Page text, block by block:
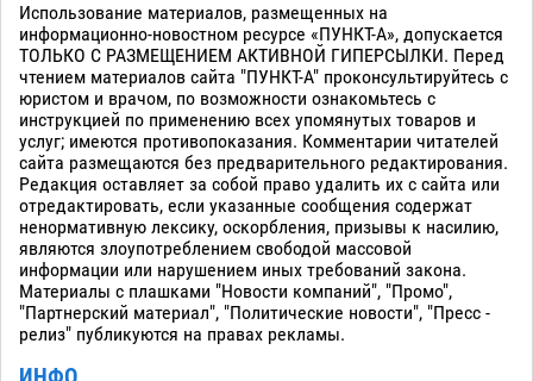
Использование материалов, размещенных на
информационно-новостном ресурсе «ПУНКТ-А», допускается
ТОЛЬКО С РАЗМЕЩЕНИЕМ АКТИВНОЙ ГИПЕРСЫЛКИ. Перед
чтением материалов сайта "ПУНКТ-А" проконсультируйтесь с
юристом и врачом, по возможности ознакомьтесь с
инструкцией по применению всех упомянутых товаров и
услуг; имеются противопоказания. Комментарии читателей
сайта размещаются без предварительного редактирования.
Редакция оставляет за собой право удалить их с сайта или
отредактировать, если указанные сообщения содержат
ненормативную лексику, оскорбления, призывы к насилию,
являются злоупотреблением свободой массовой
информации или нарушением иных требований закона.
Материалы с плашками "Новости компаний", "Промо",
"Партнерский материал", "Политические новости", "Пресс -
релиз" публикуются на правах рекламы.